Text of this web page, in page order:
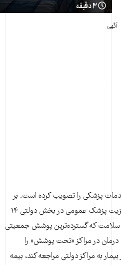
۳ دقیقه
آگهی
تعرفه خدمات پزشکی را تصویب کرده است. بر
اساس تعرفه جدید بیماران برای ویزیت پزشک عمومی در بخش دولتی ۱۴
بیمه سلامت که گسترده‌ترین پوشش جمعیتی
هزینه‌های درمان در مراکز «تحت پوشش» را
به مراکز دولتی مراجعه کند، بیمه